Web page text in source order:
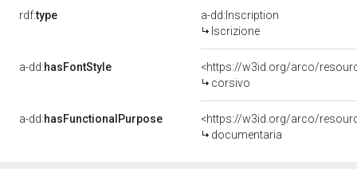
rdf:type
a-dd:Inscription
Iscrizione
a-dd:hasFontStyle
<https://w3id.org/arco/
corsivo
a-dd:hasFunctionalPurpose
<https://w3id.org/arco/
documentaria